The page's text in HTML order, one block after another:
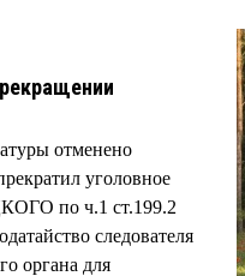
отменено
уголовное
по ч.1 ст.199.2
следователя
органа для